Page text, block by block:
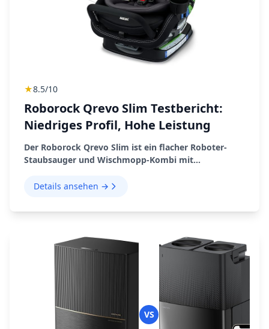
★8.5/10
Roborock Qrevo Slim Testbericht:
Niedriges Profil, Hohe Leistung
Der Roborock Qrevo Slim ist ein flacher Roboter-
Staubsauger und Wischmopp-Kombi mit
multifunktionalen Dockingstation. Perfekt für enge
Details ansehen →
VS